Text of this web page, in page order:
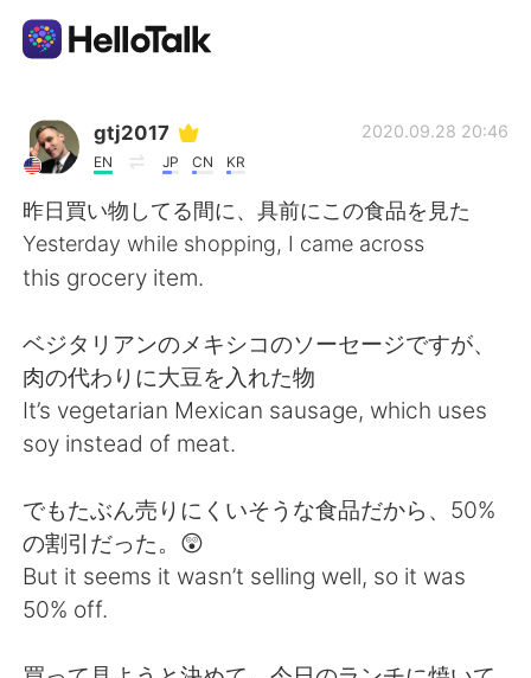
언어 교환 앱
한국어
English 简体中文
繁體中文 Español
Deutsch
Русский
gtj2017
EN JP CN KR
2020.09.28 20:46
昨日買い物してる間に、具前にこの食品を見た
Yesterday while shopping, I came across
this grocery item.
ベジタリアンのメキシコのソーセージですが、
肉の代わりに大豆を入れた物
It’s vegetarian Mexican sausage, which uses
soy instead of meat.
でもたぶん売りにくいそうな食品だから、50%
の割引だった。😲
But it seems it wasn’t selling well, so it was
50% off.